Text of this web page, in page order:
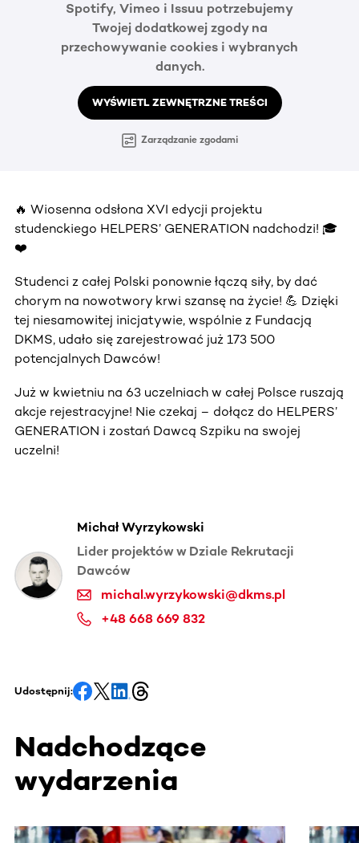
Spotify, Vimeo i Issuu potrzebujemy
Twojej dodatkowej zgody na
przechowywanie cookies i wybranych
danych.
WYŚWIETL ZEWNĘTRZNE TREŚCI
Zarządzanie zgodami
🔥 Wiosenna odsłona XVI edycji projektu
studenckiego HELPERS’ GENERATION nadchodzi! 🎓
❤️
Studenci z całej Polski ponownie łączą siły, by dać
chorym na nowotwory krwi szansę na życie! 💪 Dzięki
tej niesamowitej inicjatywie, wspólnie z Fundacją
DKMS, udało się zarejestrować już 173 500
potencjalnych Dawców!
Już w kwietniu na 63 uczelniach w całej Polsce ruszają
akcje rejestracyjne! Nie czekaj – dołącz do HELPERS’
GENERATION i zostań Dawcą Szpiku na swojej
uczelni!
Michał Wyrzykowski
Lider projektów w Dziale Rekrutacji
Dawców
michal.wyrzykowski@dkms.pl
+48 668 669 832
Udostępnij:
Nadchodzące
wydarzenia
Ta sekcja zawiera treści przewijane w poziomie. Użyj